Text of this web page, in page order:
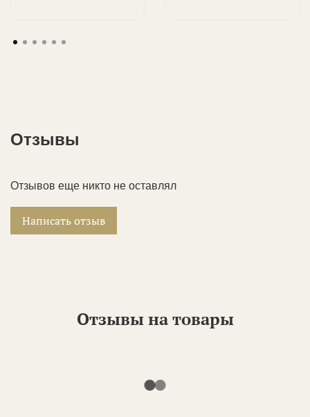
Отзывы
Отзывов еще никто не оставлял
Написать отзыв
Отзывы на товары